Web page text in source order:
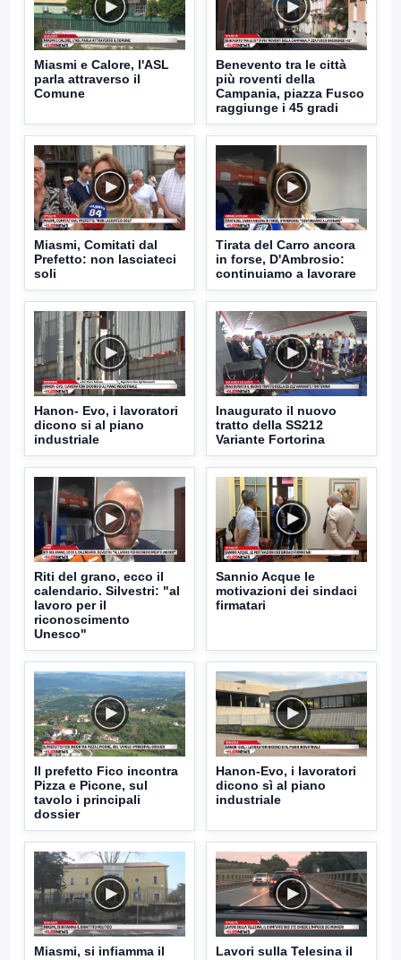
Miasmi e Calore, l'ASL
parla attraverso il
Comune
Benevento tra le città
più roventi della
Campania, piazza Fusco
raggiunge i 45 gradi
Miasmi, Comitati dal
Prefetto: non lasciateci
soli
Tirata del Carro ancora
in forse, D'Ambrosio:
continuiamo a lavorare
Hanon- Evo, i lavoratori
dicono si al piano
industriale
Inaugurato il nuovo
tratto della SS212
Variante Fortorina
Riti del grano, ecco il
calendario. Silvestri: "al
lavoro per il
riconoscimento
Unesco"
Sannio Acque le
motivazioni dei sindaci
firmatari
Il prefetto Fico incontra
Pizza e Picone, sul
tavolo i principali
dossier
Hanon-Evo, i lavoratori
dicono sì al piano
industriale
Miasmi, si infiamma il
Lavori sulla Telesina il